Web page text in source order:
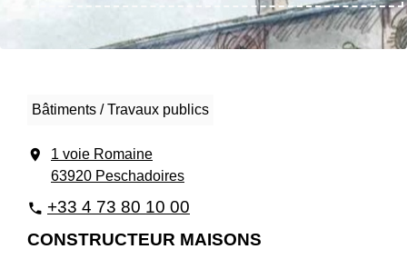
Bâtiments / Travaux publics
location_on
1 voie Romaine
63920 Peschadoires
phone +33 4 73 80 10 00
CONSTRUCTEUR MAISONS